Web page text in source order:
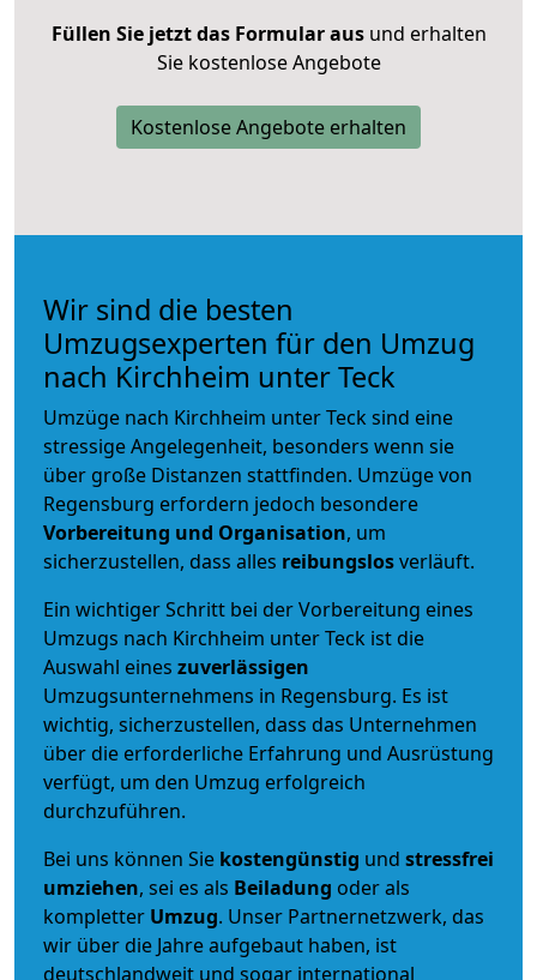
Füllen Sie jetzt das Formular ausund erhalten
Sie kostenlose Angebote
Kostenlose Angebote erhalten
Wir sind die besten
Umzugsexperten für den Umzug
nach Kirchheim unter Teck
Umzüge nach Kirchheim unter Teck sind eine
stressige Angelegenheit, besonders wenn sie
über große Distanzen stattfinden. Umzüge von
Regensburg erfordern jedoch besondere
Vorbereitung und Organisation, um
sicherzustellen, dass alles reibungslosverläuft.
Ein wichtiger Schritt bei der Vorbereitung eines
Umzugs nach Kirchheim unter Teck ist die
Auswahl eines zuverlässigen
Umzugsunternehmens in Regensburg. Es ist
wichtig, sicherzustellen, dass das Unternehmen
über die erforderliche Erfahrung und Ausrüstung
verfügt, um den Umzug erfolgreich
durchzuführen.
Bei uns können Sie kostengünstig und stressfrei
umziehen, sei es als Beiladung oder als
kompletter Umzug. Unser Partnernetzwerk, das
wir über die Jahre aufgebaut haben, ist
deutschlandweit und sogar international